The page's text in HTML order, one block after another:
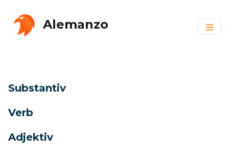
Alemanzo
Substantiv
Verb
Adjektiv